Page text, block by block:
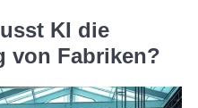
KI die
von Fabriken?